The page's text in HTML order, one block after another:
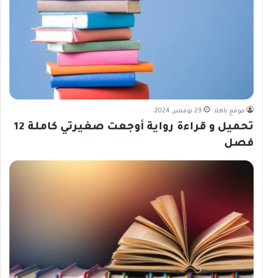
موقع ياهلا 29 نوفمبر، 2024
تحميل و قراءة رواية أوجعت صغيرتي كاملة 12
فصل